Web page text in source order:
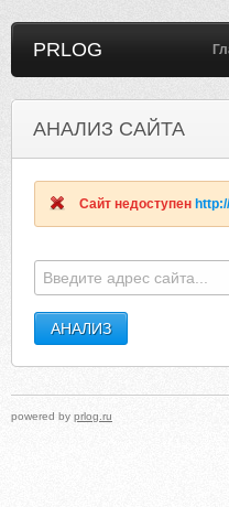
PRLOG
АНАЛИЗ САЙТА
Сайт недоступен
powered by prlog.ru